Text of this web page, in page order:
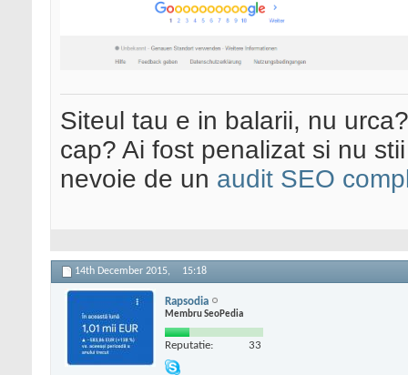
Siteul tau e in balarii, nu
cap? Ai fost penalizat si nu
nevoie de un audit SEO
14th December 2015, 15:18
Rapsodia
Membru SeoPedia
Reputatie: 33